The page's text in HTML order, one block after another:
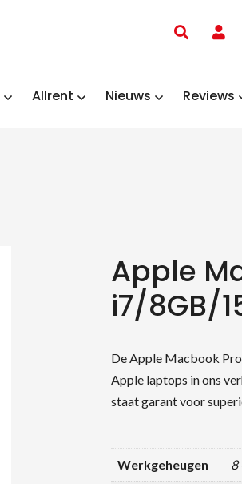
Allrent Nieuws Reviews
Apple
i7/8GB/
De Apple Macbook
Apple laptops in ons
staat garant voor
Werkgeheugen 8